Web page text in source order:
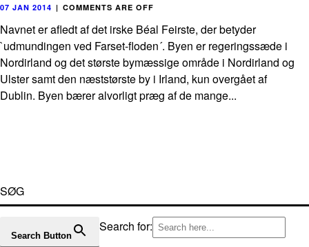
07 JAN 2014 | COMMENTS ARE OFF
Navnet er afledt af det irske Béal Feirste, der betyder
`udmundingen ved Farset-floden´. Byen er regeringssæde i
Nordirland og det største bymæssige område i Nordirland og
Ulster samt den næststørste by i Irland, kun overgået af
Dublin. Byen bærer alvorligt præg af de mange...
SØG
Search for:
Search Button